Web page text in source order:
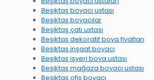
Beşiktaş boyacı ustası
Beşiktaş boyacılar
Beşiktaş çatı ustası
Beşiktaş dekoratif boya fiyatları
Beşiktaş inşaat boyacı
Beşiktaş işyeri boya ustası
Beşiktaş mağaza boyacı ustası
Beşiktaş ofis boyacı